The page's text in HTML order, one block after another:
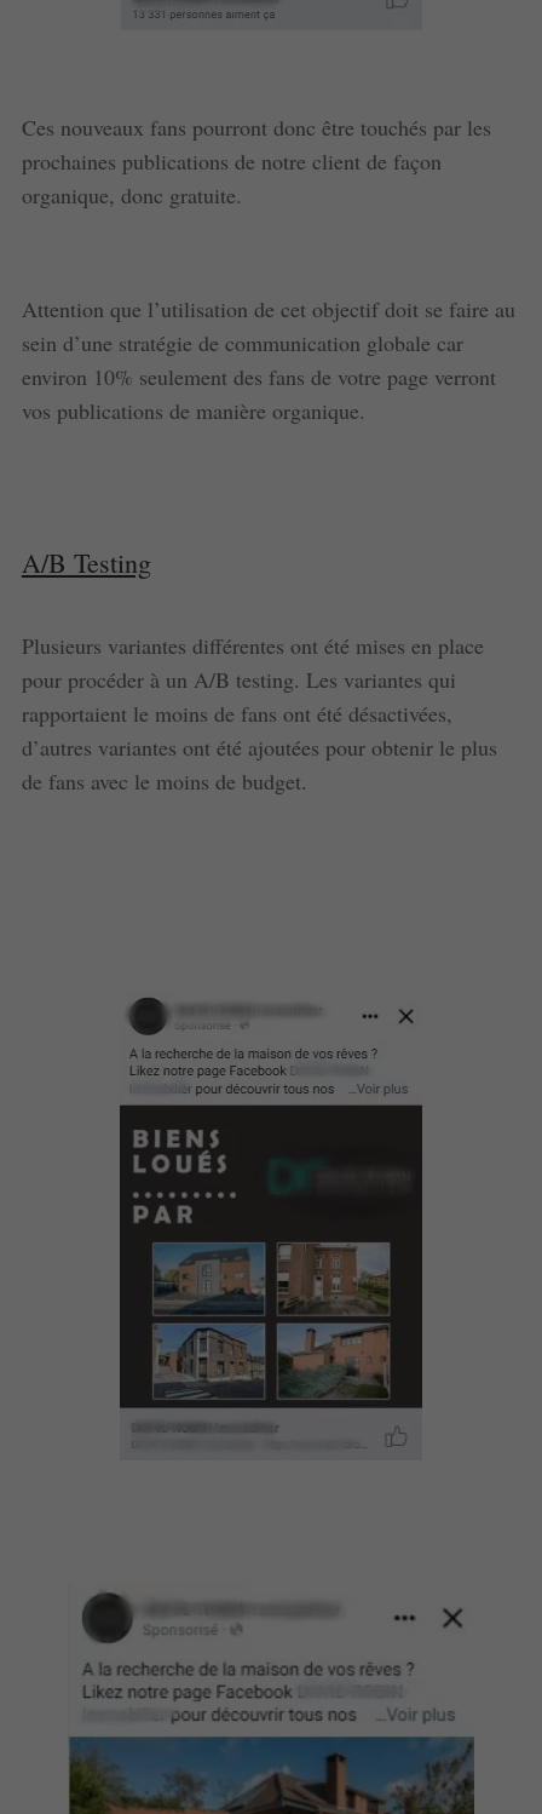
Ces nouveaux fans pourront donc être touchés par les
prochaines publications de notre client de façon
organique, donc gratuite.
Attention que l’utilisation de cet objectif doit se faire au
sein d’une stratégie de communication globale car
environ 10% seulement des fans de votre page verront
vos publications de manière organique.
A/B Testing
Plusieurs variantes différentes ont été mises en place
pour procéder à un A/B testing. Les variantes qui
rapportaient le moins de fans ont été désactivées,
d’autres variantes ont été ajoutées pour obtenir le plus
de fans avec le moins de budget.